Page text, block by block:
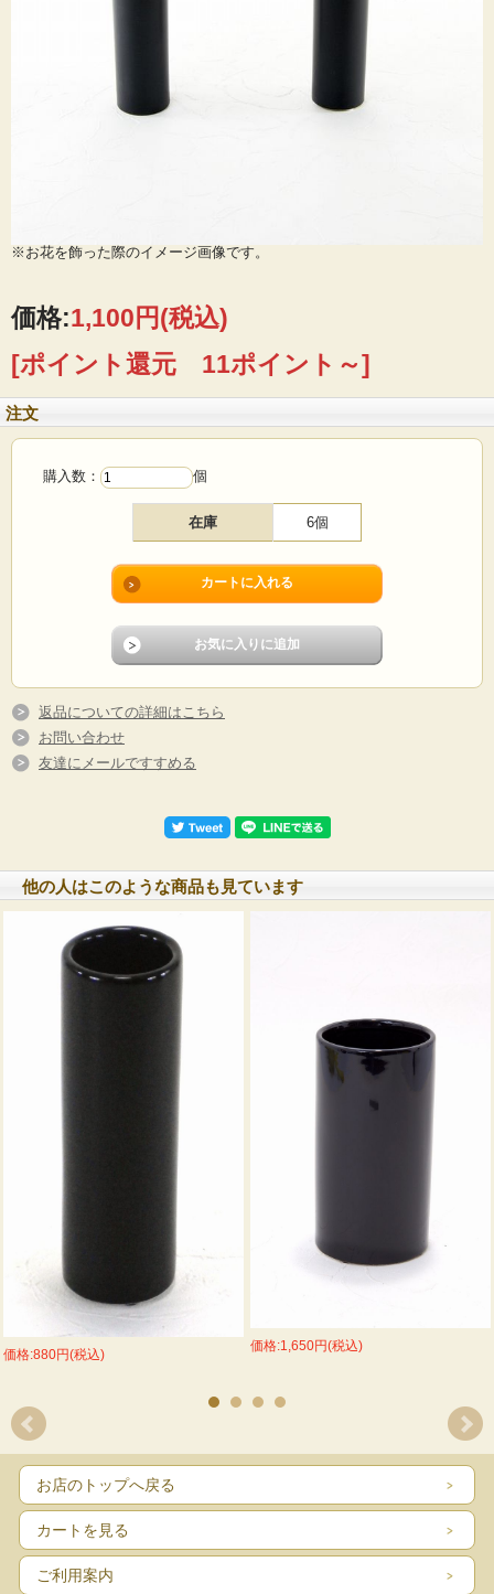
※お花を飾った際のイメージ画像です。
価格:1,100円(税込)
[ポイント還元 11ポイント～]
注文
購入数： 個
在庫 6個
返品についての詳細はこちら
お問い合わせ
友達にメールですすめる
他の人はこのような商品も見ています
価格:880円(税込)
価格:1,650円(税込)
お店のトップへ戻る
カートを見る
ご利用案内